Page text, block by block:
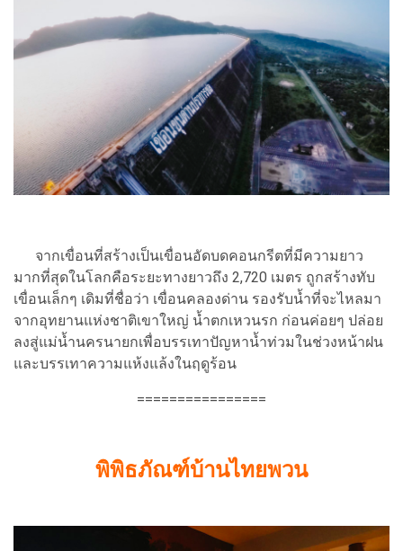
จากเขื่อนที่สร้างเป็นเขื่อนอัดบดคอนกรีตที่มีความยาว
มากที่สุดในโลกคือระยะทางยาวถึง 2,720 เมตร ถูกสร้างทับ
เขื่อนเล็กๆ เดิมที่ชื่อว่า เขื่อนคลองด่าน รองรับน้ำที่จะไหลมา
จากอุทยานแห่งชาติเขาใหญ่ น้ำตกเหวนรก ก่อนค่อยๆ ปล่อย
ลงสู่แม่น้ำนครนายกเพื่อบรรเทาปัญหาน้ำท่วมในช่วงหน้าฝน
และบรรเทาความแห้งแล้งในฤดูร้อน
================
พิพิธภัณฑ์บ้านไทยพวน